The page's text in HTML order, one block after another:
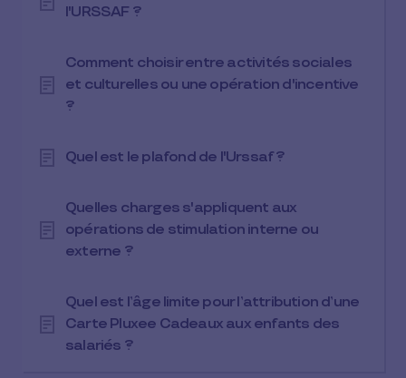
l'URSSAF ?
Comment choisir entre activités sociales
et culturelles ou une opération d'incentive
?
Quel est le plafond de l'Urssaf ?
Quelles charges s'appliquent aux
opérations de stimulation interne ou
externe ?
Quel est l’âge limite pour l’attribution d’une
Carte Pluxee Cadeaux aux enfants des
salariés ?